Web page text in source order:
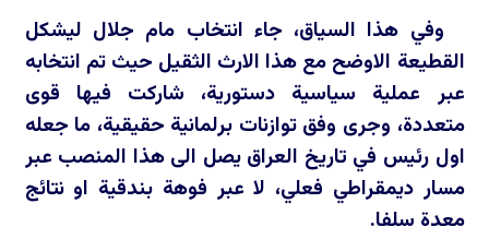
وفي هذا السياق، جاء انتخاب مام جلال ليشكل
القطيعة الاوضح مع هذا الارث الثقيل حيث تم انتخابه
عبر عملية سياسية دستورية، شاركت فيها قوى
متعددة، وجرى وفق توازنات برلمانية حقيقية، ما جعله
اول رئيس في تاريخ العراق يصل الى هذا المنصب عبر
مسار ديمقراطي فعلي، لا عبر فوهة بندقية او نتائج
معدة سلفا.